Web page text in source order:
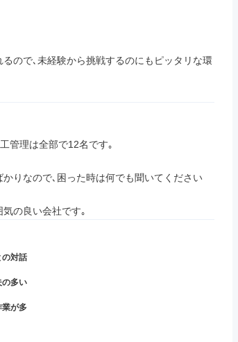
ので､未経験から挑戦するのにもピッタリな環
管理は全部で12名です｡
りなので､困った時は何でも聞いてください
の良い会社です｡
の対話
の多い
業が多